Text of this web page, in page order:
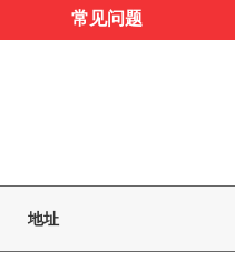
常见问题
地址